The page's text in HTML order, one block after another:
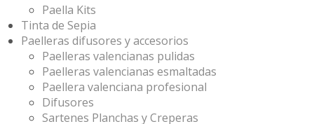
Paella Kits
Tinta de Sepia
Paelleras difusores y accesorios
Paelleras valencianas pulidas
Paelleras valencianas esmaltadas
Paellera valenciana profesional
Difusores
Sartenes Planchas y Creperas